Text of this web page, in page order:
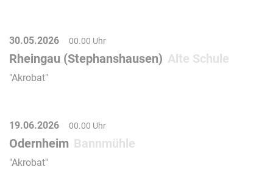
30.05.2026 00.00 Uhr
Rheingau (Stephanshausen) Alte Schule
"Akrobat"
19.06.2026 00.00 Uhr
Odernheim Bannmühle
"Akrobat"